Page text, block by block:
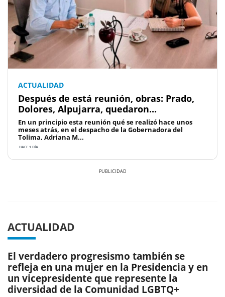
ACTUALIDAD
Después de está reunión, obras: Prado,
Dolores, Alpujarra, quedaron...
En un principio esta reunión qué se realizó hace unos
meses atrás, en el despacho de la Gobernadora del
Tolima, Adriana M...
HACE 1 DÍA
ACTUALIDAD
El verdadero progresismo también se
refleja en una mujer en la Presidencia y en
un vicepresidente que represente la
diversidad de la Comunidad LGBTQ+